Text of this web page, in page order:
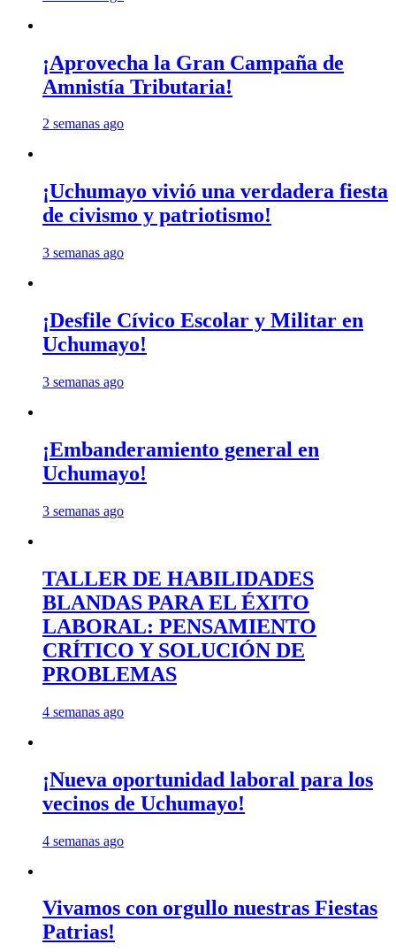
¡Aprovecha la Gran Campaña de
Amnistía Tributaria!
2 semanas ago
¡Uchumayo vivió una verdadera fiesta
de civismo y patriotismo!
3 semanas ago
¡Desfile Cívico Escolar y Militar en
Uchumayo!
3 semanas ago
¡Embanderamiento general en
Uchumayo!
3 semanas ago
TALLER DE HABILIDADES
BLANDAS PARA EL ÉXITO
LABORAL: PENSAMIENTO
CRÍTICO Y SOLUCIÓN DE
PROBLEMAS
4 semanas ago
¡Nueva oportunidad laboral para los
vecinos de Uchumayo!
4 semanas ago
Vivamos con orgullo nuestras Fiestas
Patrias!